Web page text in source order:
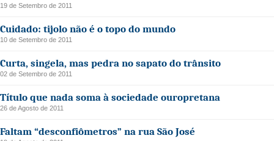
19 de Setembro de 2011
Cuidado: tijolo não é o topo do mundo
10 de Setembro de 2011
Curta, singela, mas pedra no sapato do trânsito
02 de Setembro de 2011
Título que nada soma à sociedade ouropretana
26 de Agosto de 2011
Faltam “desconfiômetros” na rua São José